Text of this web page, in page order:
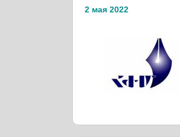
2 мая 2022